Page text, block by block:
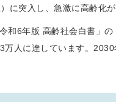
に突入し、急激に高齢化
和6年版 高齢社会白書」
万人に達しています。